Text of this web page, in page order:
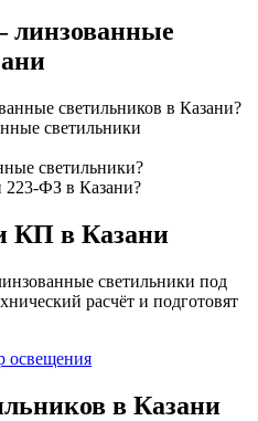
линзованные
светильников в Казани?
светильники
светильники?
223-ФЗ в Казани?
КП в Казани
светильники под
расчёт и подготовят
освещения
в Казани